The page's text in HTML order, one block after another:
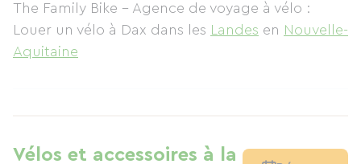
The Family Bike - Agence de voyage à vélo :
Louer un vélo à Dax dans les Landes en Nouvelle-
Aquitaine
Vélos et accessoires à la